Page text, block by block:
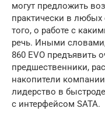
могут предложить
практически в любых
того, о работе с
речь. Иными
860 EVO предъявить
предшественники,
накопители
лидерство в
с интерфейсом SATA.